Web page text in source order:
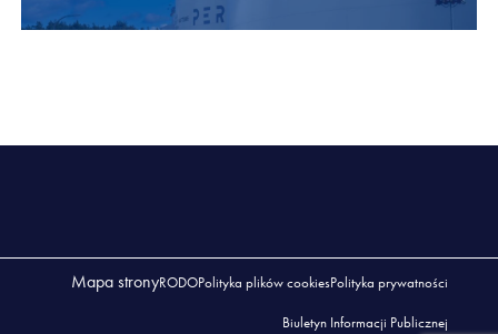
Mapa stronyRODOPolityka plików cookiesPolityka prywatności
Biuletyn Informacji Publicznej